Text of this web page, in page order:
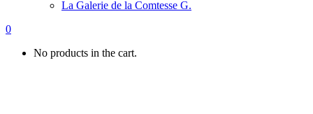
La Galerie de la Comtesse G.
0
No products in the cart.